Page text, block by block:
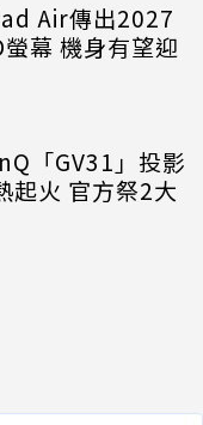
Air傳出2027
幕 機身有望迎
「GV31」投影
起火 官方祭2大